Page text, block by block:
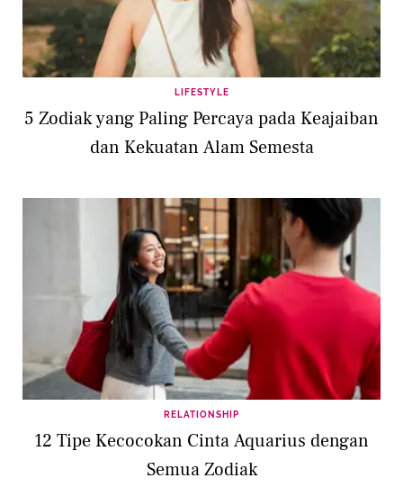
LIFESTYLE
5 Zodiak yang Paling Percaya pada Keajaiban
dan Kekuatan Alam Semesta
RELATIONSHIP
12 Tipe Kecocokan Cinta Aquarius dengan
Semua Zodiak